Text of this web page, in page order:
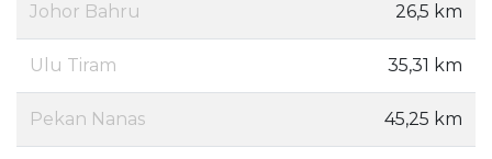
Johor Bahru 26,5 km
Ulu Tiram 35,31 km
Pekan Nanas 45,25 km